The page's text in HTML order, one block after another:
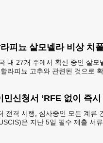
내 27개 주에서 확산 중인 살모
라피뇨 고추와 관련된 것으로
신청서 ‘RFE 없이 즉시
전격 시행, 심사중인 모든 계류
은 지난 5일 필수 제출 서류